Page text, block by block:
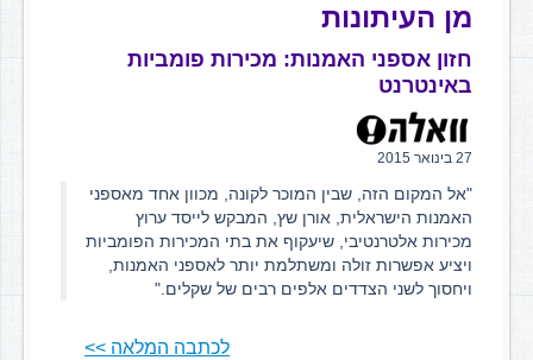
מן העיתונות
חזון אספני האמנות: מכירות פומביות
באינטרנט
27 בינואר 2015
"אל המקום הזה, שבין המוכר לקונה, מכוון אחד מאספני
האמנות הישראלית, אורן שץ, המבקש לייסד ערוץ
מכירות אלטרנטיבי, שיעקוף את בתי המכירות הפומביות
ויציע אפשרות זולה ומשתלמת יותר לאספני האמנות,
ויחסוך לשני הצדדים אלפים רבים של שקלים."
לכתבה המלאה >>